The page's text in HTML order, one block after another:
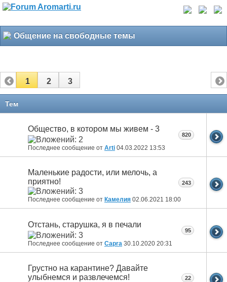
Общение на свободные темы
1 2 3
Тем
Общество, в котором мы живем - 3
Последнее сообщение от Arti 04.03.2022 13:53
820
Маленькие радости, или мелочь, а
приятно!
Последнее сообщение от Камелия 02.06.2021 18:00
243
Отстань, старушка, я в печали
Последнее сообщение от Capra 30.10.2020 20:31
95
Грустно на карантине? Давайте
улыбнемся и развлечемся!
22